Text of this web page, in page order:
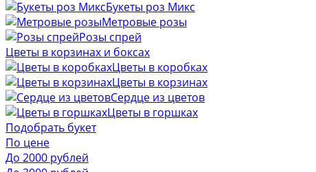
Букеты роз Микс
Метровые розы
Розы спрей
Цветы в корзинах и боксах
Цветы в коробках
Цветы в корзинах
Сердце из цветов
Цветы в горшках
Подобрать букет
По цене
До 2000 рублей